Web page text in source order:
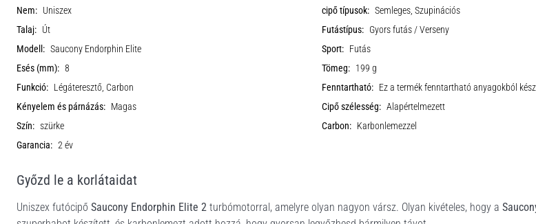
Nem: Uniszex cipő típusok: Semleges, Szupinációs
Talaj: Út Futástípus: Gyors futás / Verseny
Modell: Saucony Endorphin Elite Sport: Futás
Esés (mm): 8 Tömeg: 199 g
Funkció: Légáteresztő, Carbon Fenntartható: Ez a termék fenntartható anyagokból
Kényelem és párnázás: Magas Cipő szélesség: Alapértelmezett
Szín: szürke Carbon: Karbonlemezzel
Garancia: 2 év
Győzd le a korlátaidat
Uniszex futócipő Saucony Endorphin Elite 2 turbómotorral, amelyre olyan nagyon vársz. Olyan kivételes, hogy a